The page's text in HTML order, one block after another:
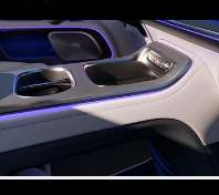
GLB
GLC
Elektrisch
GLC
GLC Coupé
GLE
GLE
Nieuw
GLE Coupé
GLE